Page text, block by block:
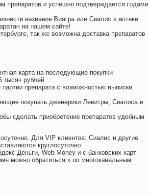
препаратов и успешно подтверждается годами
название Виагра или Сиалис в аптеке
на нашем сайте!
так же возможна доставка препаратов
карта на последующие покупки
тысяч рублей
препарата с возможностью выписки
покупать дженерики Левитры, Сиалиса и
сделать приобретение препаратов удобным
Для VIP клиентов: Сиалис и другие
круглосуточно
Деньги, Web Money и с банковских карт
можно обратиться » по многоканальным